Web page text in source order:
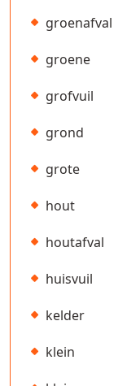
groenafval
groene
grofvuil
grond
grote
hout
houtafval
huisvuil
kelder
klein